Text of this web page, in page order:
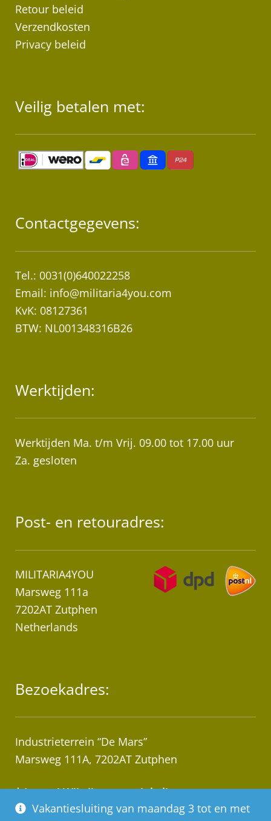
Vakantiesluiting van maandag 3 tot en met
Retour beleid
Verzendkosten
Privacy beleid
Veilig betalen met:
Contactgegevens:
Tel.: 0031(0)640022258
Email: info@militaria4you.com
KvK: 08127361
BTW: NL001348316B26
Werktijden:
Werktijden Ma. t/m Vrij. 09.00 tot 17.00 uur
Za. gesloten
Post- en retouradres:
MILITARIA4YOU
Marsweg 111a
7202AT Zutphen
Netherlands
Bezoekadres:
Industrieterrein “De Mars”
Marsweg 111A, 7202AT Zutphen
* Let op! Wij zijn geen winkel!
Afhalen van bestellingen op afspraak!